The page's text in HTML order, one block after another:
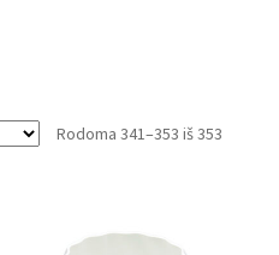
Rodoma 341–353 iš 353